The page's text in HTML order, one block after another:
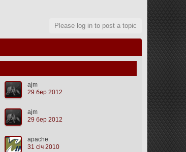
Please log in to post a topic
ajm
29 бер 2012
ajm
29 бер 2012
apache
31 січ 2010